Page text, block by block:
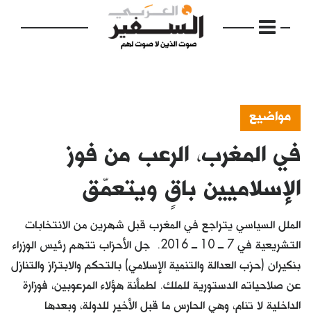
الرئيسية
مواضيع
إفتتاحية
فكرة
دفاتر
بالصورة
مواضيع
في المغرب، الرعب من فوز
الإسلاميين باقٍ ويتعمّق
الملل السياسي يتراجع في المغرب قبل شهرين من الانتخابات
التشريعية في 7 ــ 10 ــ 2016. جل الأحزاب تتهم رئيس الوزراء
بنكيران (حزب العدالة والتنمية الإسلامي) بالتحكم والابتزاز والتنازل
عن صلاحياته الدستورية للملك. لطمأنة هؤلاء المرعوبين، فوزارة
الداخلية لا تنام، وهي الحارس ما قبل الأخير للدولة، وبعدها